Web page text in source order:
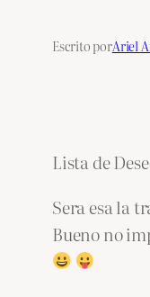
Escrito porAriel
Lista de
Sera esa la
Bueno no